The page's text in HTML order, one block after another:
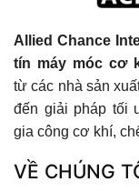
Allied Chance
tín máy móc cơ
từ các nhà sản
đến giải pháp tối
gia công cơ khí,
VỀ CHÚNG